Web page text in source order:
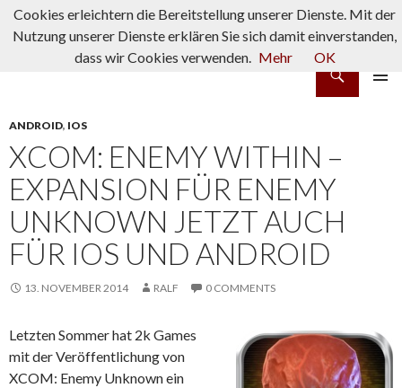
ANDROID, IOS
XCOM: ENEMY WITHIN –
EXPANSION FÜR ENEMY
UNKNOWN JETZT AUCH
FÜR IOS UND ANDROID
13. NOVEMBER 2014 RALF 0 COMMENTS
Letzten Sommer hat 2k Games
mit der Veröffentlichung von
XCOM: Enemy Unknown ein
Cookies erleichtern die Bereitstellung unserer Dienste. Mit der
Nutzung unserer Dienste erklären Sie sich damit einverstanden,
dass wir Cookies verwenden. Mehr OK